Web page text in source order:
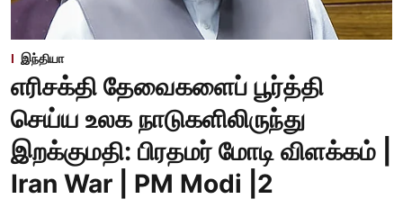
இந்தியா
எரிசக்தி தேவைகளைப் பூர்த்தி
செய்ய உலக நாடுகளிலிருந்து
இறக்குமதி: பிரதமர் மோடி விளக்கம் |
Iran War | PM Modi |2